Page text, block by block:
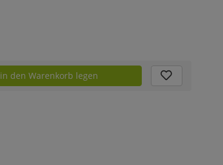
in den Warenkorb legen